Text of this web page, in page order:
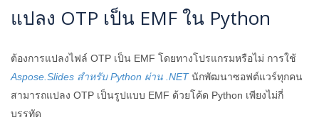
แปลง OTP เป็น EMF ใน Python
ต้องการแปลงไฟล์ OTP เป็น EMF โดยทางโปรแกรมหรือไม่ การใช้
Aspose.Slides สำหรับ Python ผ่าน .NETนักพัฒนาซอฟต์แวร์ทุกคน
สามารถแปลง OTP เป็นรูปแบบ EMF ด้วยโค้ด Python เพียงไม่กี่
บรรทัด